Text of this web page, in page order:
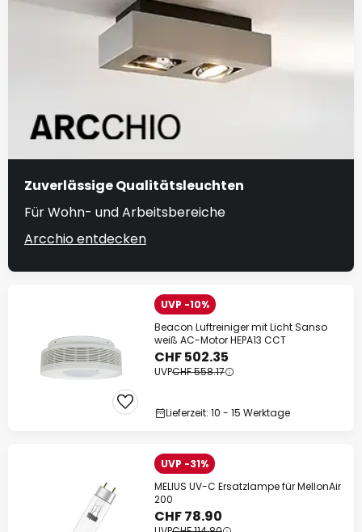
Zuverlässige Qualitätsleuchten
Für Wohn- und Arbeitsbereiche
Arcchio entdecken
UVP -10%
Beacon Luftreiniger mit Licht Sanso
weiß AC-Motor HEPA13 CCT
CHF 502.35
UVPCHF 558.17
Lieferzeit: 10 - 15 Werktage
UVP -31%
MELIUS UV-C Ersatzlampe für MellonAir
200
CHF 78.90